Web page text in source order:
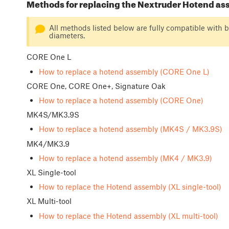
Methods for replacing the Nextruder Hotend
All methods listed below are fully compatible with
diameters.
CORE One L
How to replace a hotend assembly (CORE One L)
CORE One, CORE One+, Signature Oak
How to replace a hotend assembly (CORE One)
MK4S/MK3.9S
How to replace a hotend assembly (MK4S / MK3.9S)
MK4/MK3.9
How to replace a hotend assembly (MK4 / MK3.9)
XL Single-tool
How to replace the Hotend assembly (XL single-tool)
XL Multi-tool
How to replace the Hotend assembly (XL multi-tool)